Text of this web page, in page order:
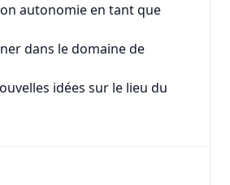
autonomie en tant que
dans le domaine de
idées sur le lieu du